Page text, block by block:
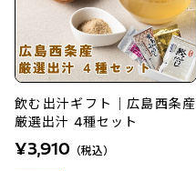
飲む出汁ギフト｜広島西条産
厳選出汁 4種セット
¥3,910 （税込）